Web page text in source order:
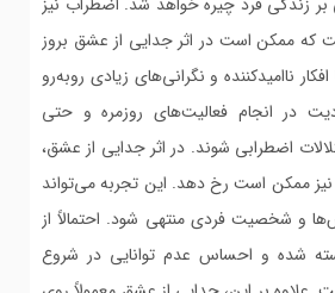
که ممکن است در اثر جدایی از عشق بروز
ناامیدکننده و نگرانی‌های زیادی روبه‌رو
در انجام فعالیت‌های روزمره و حتی
اضطرابی شوند. در اثر جدایی از عشق،
ممکن است رخ دهد. این تجربه می‌تواند
و شخصیت فردی منتهی شود. احتمالاً از
شده و احساس عدم توانایی در شروع